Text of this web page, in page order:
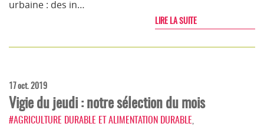
urbaine : des in…
LIRE LA SUITE
17 oct. 2019
Vigie du jeudi : notre sélection du mois
#AGRICULTURE DURABLE ET ALIMENTATION DURABLE